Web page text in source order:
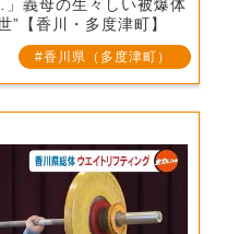
義母の生々しい被爆体
”【香川・多度津町】
香川県（多度津町）